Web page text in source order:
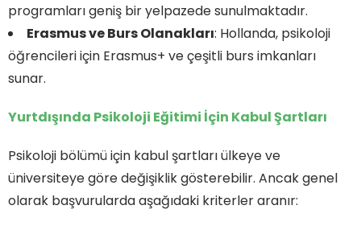
programları geniş bir yelpazede sunulmaktadır.
Erasmus ve Burs Olanakları: Hollanda, psikoloji
öğrencileri için Erasmus+ ve çeşitli burs imkanları
sunar.
Yurtdışında Psikoloji Eğitimi İçin Kabul Şartları
Psikoloji bölümü için kabul şartları ülkeye ve
üniversiteye göre değişiklik gösterebilir. Ancak genel
olarak başvurularda aşağıdaki kriterler aranır: